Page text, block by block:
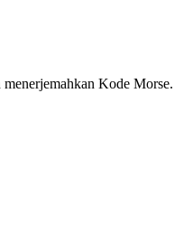
Kode Morse.